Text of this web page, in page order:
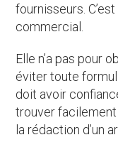
fournisseurs.
commercial.
Elle n’a pas pour
éviter toute
doit avoir
trouver
la rédaction d’un